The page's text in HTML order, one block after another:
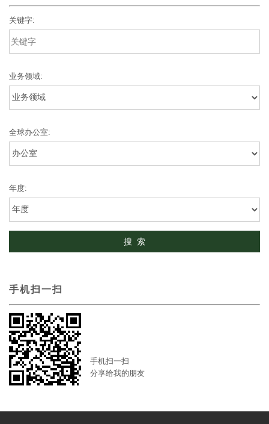
关键字:
业务领域:
全球办公室:
年度:
手机扫一扫
手机扫一扫
分享给我的朋友